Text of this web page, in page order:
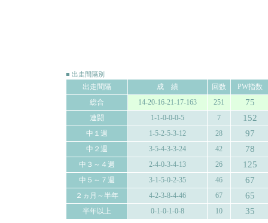
■ 出走間隔別
出走間隔 成 績 回数
PW指数
総合
14-20-16-21-17-163 251 75
連闘 1-1-0-0-0-5 7 152
中１週 1-5-2-5-3-12 28 97
中２週 3-5-4-3-3-24 42 78
中３～４週 2-4-0-3-4-13 26 125
中５～７週 3-1-5-0-2-35 46 67
２ヵ月～半年 4-2-3-8-4-46 67 65
半年以上 0-1-0-1-0-8 10 35